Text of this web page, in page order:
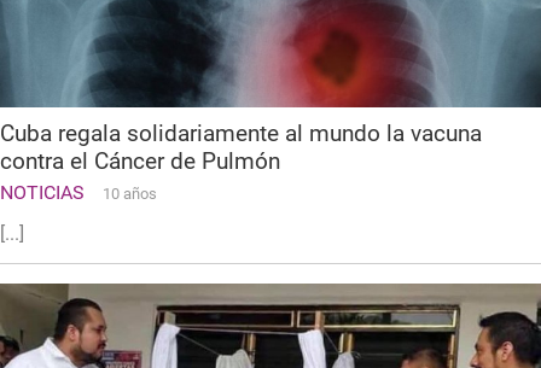
Cuba regala solidariamente al mundo la vacuna
contra el Cáncer de Pulmón
NOTICIAS 10 años
[...]